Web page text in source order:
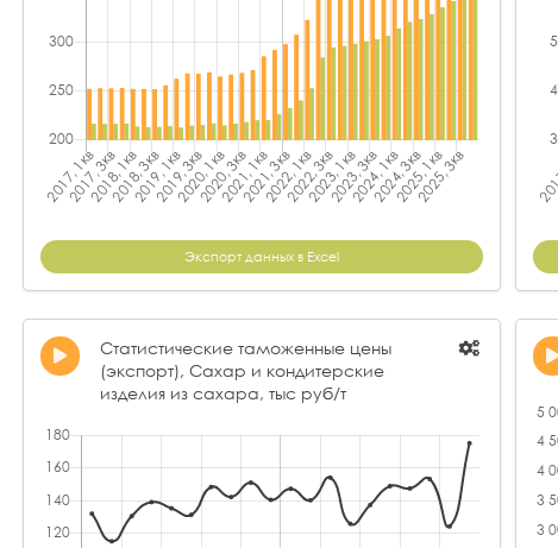
Экспорт данных в Excel
Статистические таможенные цены
(экспорт), Сахар и кондитерские
изделия из сахара, тыс руб/т